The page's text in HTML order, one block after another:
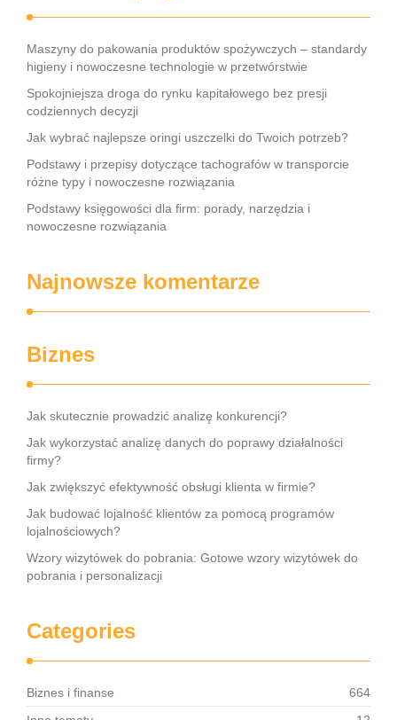
Maszyny do pakowania produktów spożywczych – standardy
higieny i nowoczesne technologie w przetwórstwie
Spokojniejsza droga do rynku kapitałowego bez presji
codziennych decyzji
Jak wybrać najlepsze oringi uszczelki do Twoich potrzeb?
Podstawy i przepisy dotyczące tachografów w transporcie
różne typy i nowoczesne rozwiązania
Podstawy księgowości dla firm: porady, narzędzia i
nowoczesne rozwiązania
Najnowsze komentarze
Biznes
Jak skutecznie prowadzić analizę konkurencji?
Jak wykorzystać analizę danych do poprawy działalności
firmy?
Jak zwiększyć efektywność obsługi klienta w firmie?
Jak budować lojalność klientów za pomocą programów
lojalnościowych?
Wzory wizytówek do pobrania: Gotowe wzory wizytówek do
pobrania i personalizacji
Categories
Biznes i finanse
664